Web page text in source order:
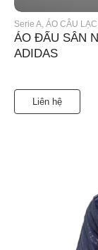
Serie A ÁO CÂU
ÁO ĐẤU SÂN
ADIDAS
Liên hệ